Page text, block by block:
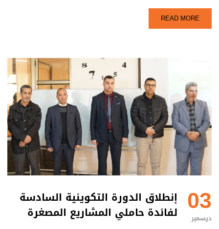
READ MORE
03
ديسمبر
إنطلاق الدورة التكوينية السادسة
لفائدة حاملي المشاريع المصغرة